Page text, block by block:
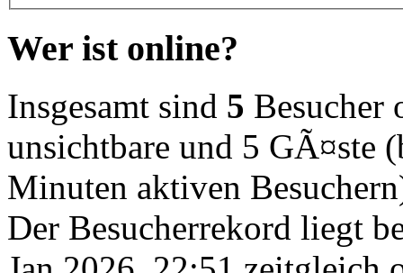
Wer ist online?
Insgesamt sind 5 Besucher
unsichtbare und 5 GÃ¤ste
Minuten aktiven
Der Besucherrekord liegt